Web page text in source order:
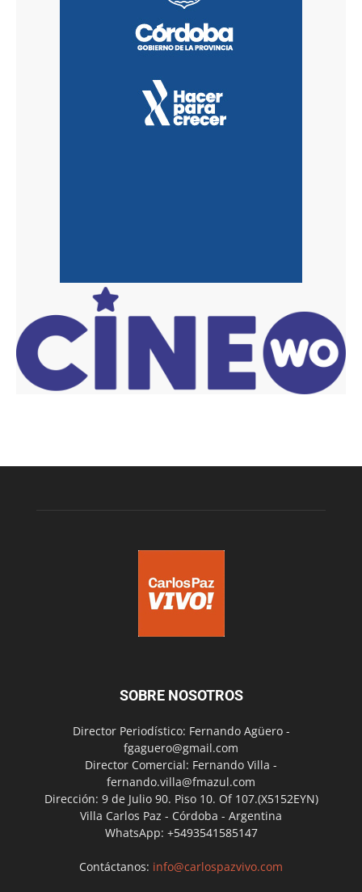
SOBRE NOSOTROS
Director Periodístico: Fernando Agüero -
fgaguero@gmail.com
Director Comercial: Fernando Villa -
fernando.villa@fmazul.com
Dirección: 9 de Julio 90. Piso 10. Of 107.(X5152EYN)
Villa Carlos Paz - Córdoba - Argentina
WhatsApp: +5493541585147
Contáctanos: info@carlospazvivo.com